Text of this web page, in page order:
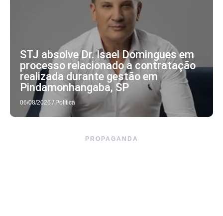
STJ absolve Dr. Isael Domingues em
processo relacionado a contratação
realizada durante gestão em
Pindamonhangaba, SP
06/08/2026 / Política
PROPAGANDA